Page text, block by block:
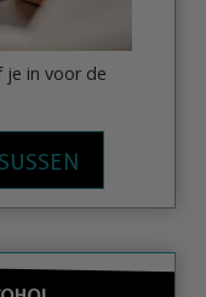
je in voor de